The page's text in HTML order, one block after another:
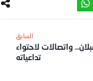
واتصالات لاحتواء
تداعياته